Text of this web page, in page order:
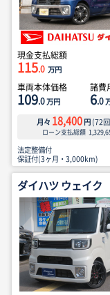
現金支払総額
115.0 万円
車両本体価格
109.0万円
諸費
6.0
月々 18,400 円 (72
ローン支払総額
法定整備付
保証付(3ヶ月・3,000km)
ダイハツ ウェイク